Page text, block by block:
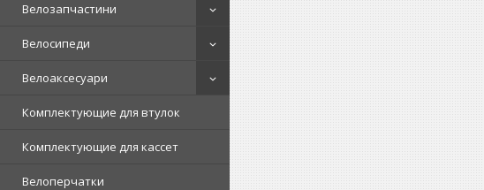
Велозапчастини
Велосипеди
Велоаксесуари
Комплектующие для втулок
Комплектующие для кассет
Велоперчатки